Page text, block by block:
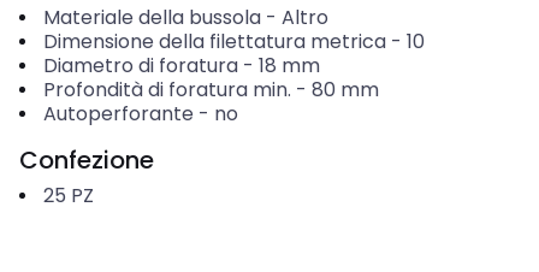
Materiale della bussola- Altro
Dimensione della filettatura metrica- 10
Diametro di foratura- 18 mm
Profondità di foratura min. - 80 mm
Autoperforante - no
Confezione
25 PZ